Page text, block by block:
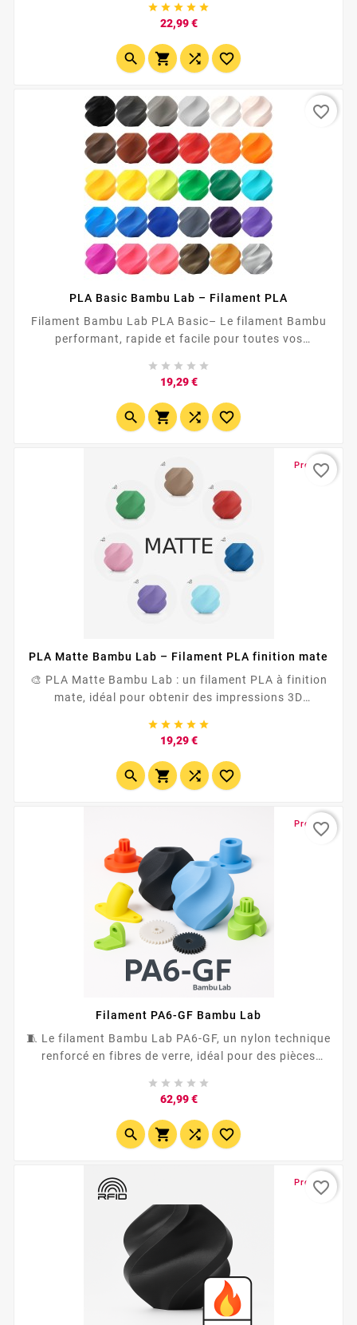
résistant que le PLA → idéal pièces fonctionnelles 🌡️
Séchage recommandé...
    
22,99 €Prix
   
PLA Basic Bambu Lab – Filament PLA
Filament Bambu Lab PLA Basic– Le filament Bambu
performant, rapide et facile pour toutes vos
filament PLA Bambu Lab Le filament Bambu de type
PLA est conçu pour offrir une impression 3D fluide,
stable et colorée , sans compromis. Avec jusqu'à 30
teintes éclatantes...
    
19,29 €Prix
   
favorite_border
Promo !
PLA Matte Bambu Lab – Filament PLA finition mate
🎨 PLA Matte Bambu Lab : un filament PLA à finition
mate, idéal pour obtenir des impressions 3D
classique. <span...
    
19,29 €Prix
   
favorite_border
Promo !
Filament PA6-GF Bambu Lab
🧵 Le filament Bambu Lab PA6-GF, un nylon technique
renforcé en fibres de verre, idéal pour des pièces
ce filament Bambu...
    
62,99 €Prix
   
favorite_border
Promo !
favorite_border